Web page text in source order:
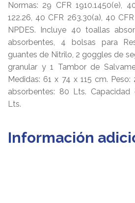
Normas: 29 CFR 1910.1450(e),
122.26, 40 CFR 263.30(a), 40
NPDES. Incluye 40 toallas
absorbentes, 4 bolsas para
guantes de Nitrilo, 2 goggles de
granular y 1 Tambor de
Medidas: 61 x 74 x 115 cm.
absorbentes: 80 Lts.
Lts.
Información